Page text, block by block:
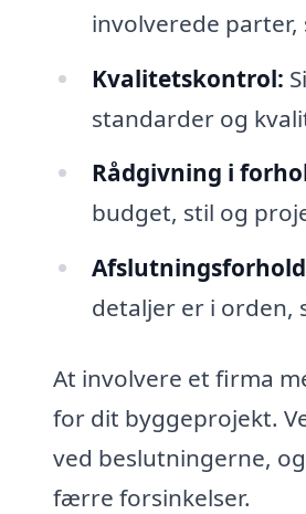
involverede
Kvalitetskontrol:
standarder og
Rådgivning i
budget, stil og
detaljer er i orden,
At involvere et firma
for dit byggeprojekt.
ved beslutningerne,
færre forsinkelser.